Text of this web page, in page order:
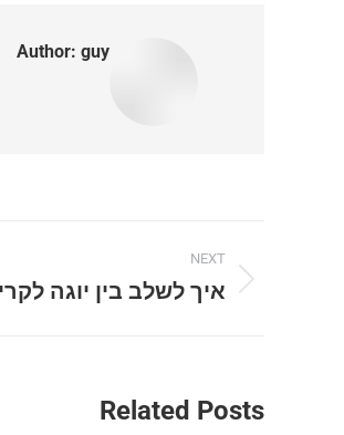
Author: guy
Post
navigation
NEXT
Next
איך לשלב בין יוגה
Related Posts